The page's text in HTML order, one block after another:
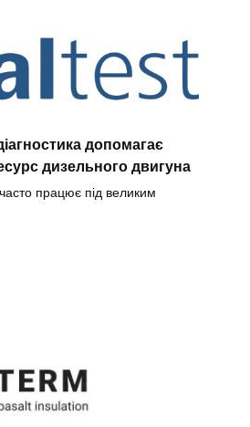
допомагає
дизельного двигуна
працює під великим